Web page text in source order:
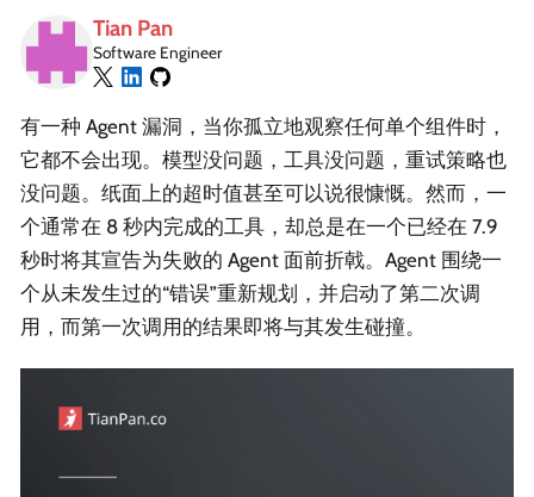
Tian Pan
Software Engineer
有一种 Agent 漏洞，当你孤立地观察任何单个组件时，
它都不会出现。模型没问题，工具没问题，重试策略也
没问题。纸面上的超时值甚至可以说很慷慨。然而，一
个通常在 8 秒内完成的工具，却总是在一个已经在 7.9
秒时将其宣告为失败的 Agent 面前折戟。Agent 围绕一
个从未发生过的“错误”重新规划，并启动了第二次调
用，而第一次调用的结果即将与其发生碰撞。